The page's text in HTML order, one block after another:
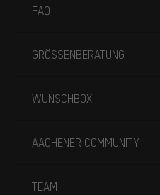
FAQ
GRÖSSENBERATUNG
WUNSCHBOX
AACHENER COMMUNITY
TEAM